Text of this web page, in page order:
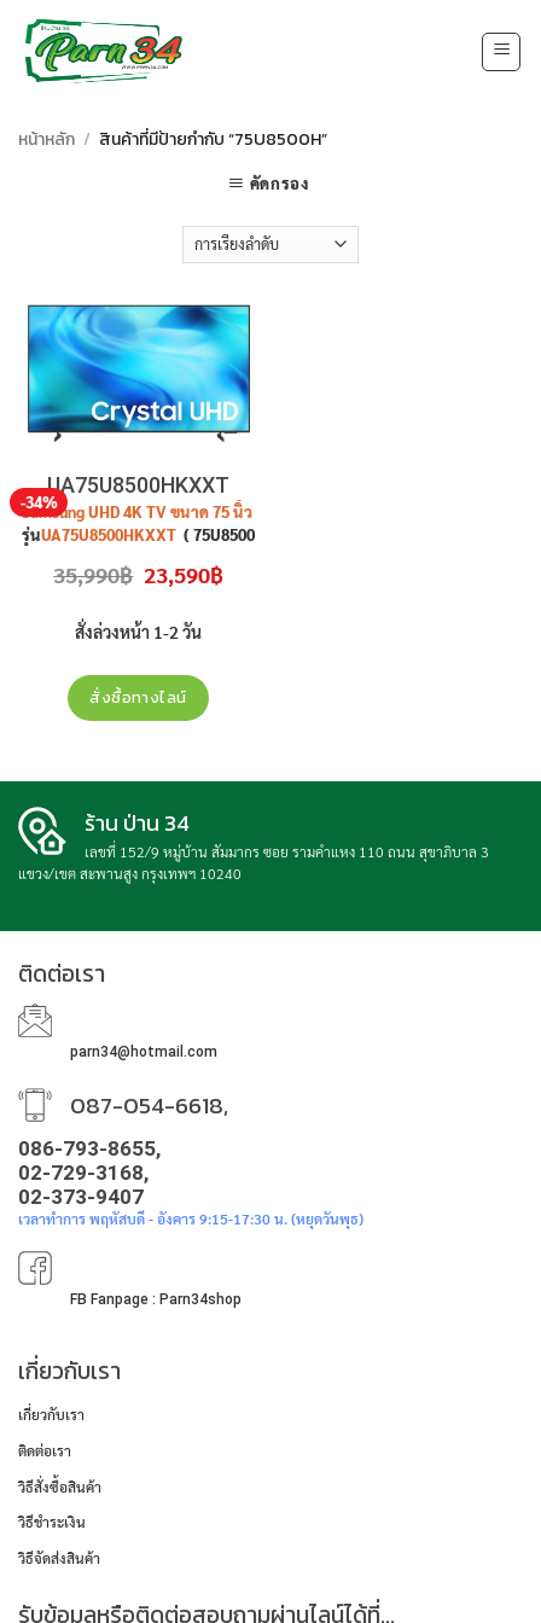
content
หน้าหลัก / สินค้าที่มีป้ายกำกับ “75U8500H”
คัดกรอง
-34%
UA75U8500HKXXT
Samsung UHD 4K TV ขนาด 75 นิ้ว
รุ่นUA75U8500HKXXT ( 75U8500
ประกันศูนย์
35,990฿ Original
price
35,990฿.
23,590฿Current
price
สั่งล่วงหน้า 1-2 วัน
สั่งซื้อทางไลน์
ร้าน ป่าน 34
เลขที่ 152/9 หมู่บ้าน สัมมากร ซอย รามคำแหง 110 ถนน สุขาภิบาล 3
แขวง/เขต สะพานสูง กรุงเทพฯ 10240
ติดต่อเรา
parn34@hotmail.com
087-054-6618,
086-793-8655,
02-729-3168,
02-373-9407
เวลาทำการ พฤหัสบดี - อังคาร 9:15-17:30 น. (หยุดวันพุธ)
FB Fanpage : Parn34shop
เกี่ยวกับเรา
เกี่ยวกับเรา
ติดต่อเรา
วิธีสั่งซื้อสินค้า
วิธีชำระเงิน
วิธีจัดส่งสินค้า
รับข้อมูลหรือติดต่อสอบถามผ่านไลน์ได้ที่...